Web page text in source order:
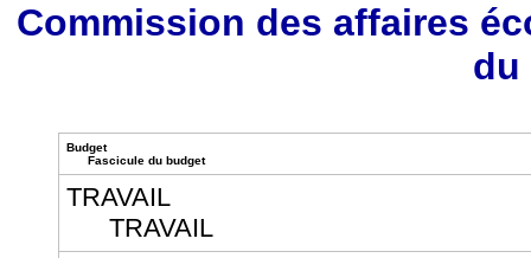
Commission des affaires
du
Budget
Fascicule du budget
TRAVAIL
TRAVAIL